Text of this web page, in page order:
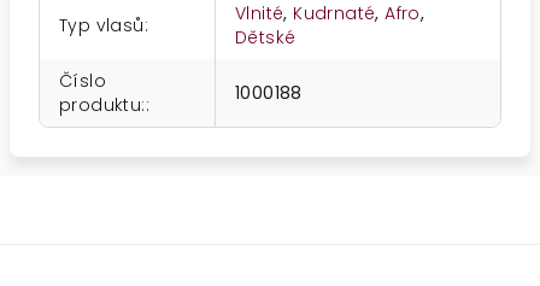
Typ vlasů: Vlnité, Kudrnaté,Afro,
Dětské
Číslo
produktu:: 1000188